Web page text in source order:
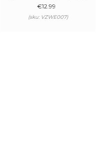
€12.99
(sku: VZWE007)